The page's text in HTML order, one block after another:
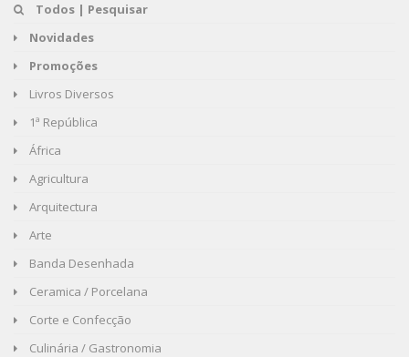
Todos | Pesquisar
Novidades
Promoções
Livros Diversos
1ª República
África
Agricultura
Arquitectura
Arte
Banda Desenhada
Ceramica / Porcelana
Corte e Confecção
Culinária / Gastronomia